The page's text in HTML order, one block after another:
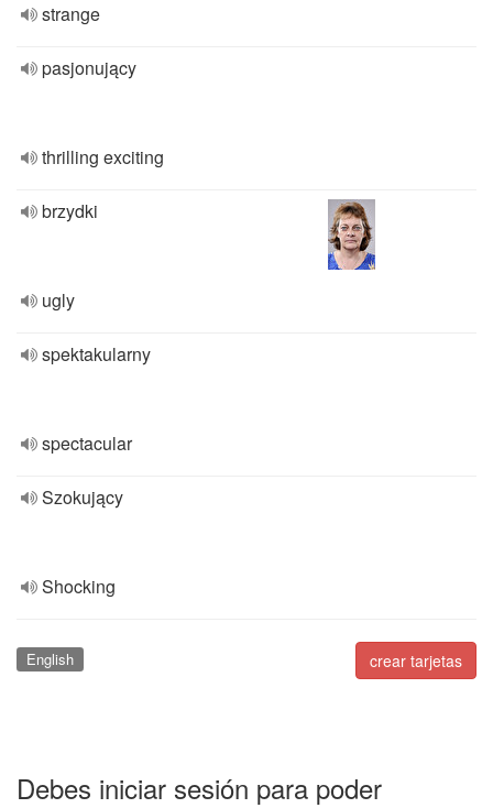
strange
pasjonujący
thrilling exciting
brzydki
ugly
spektakularny
spectacular
Szokujący
Shocking
crear tarjetas
English
Debes iniciar sesión para poder